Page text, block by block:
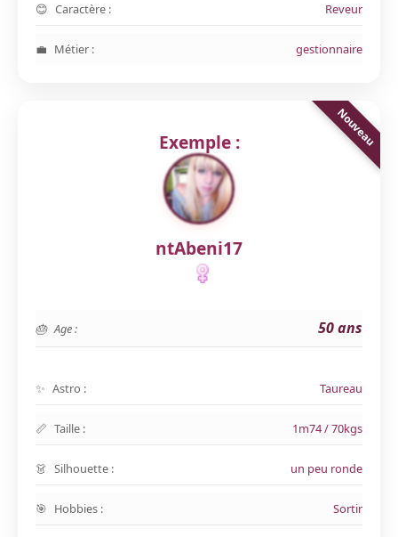
Caractère : Reveur
Métier : gestionnaire
Exemple :
ntAbeni17
Age : 50 ans
Astro : Taureau
Taille : 1m74 / 70kgs
Silhouette : un peu ronde
Hobbies : Sortir